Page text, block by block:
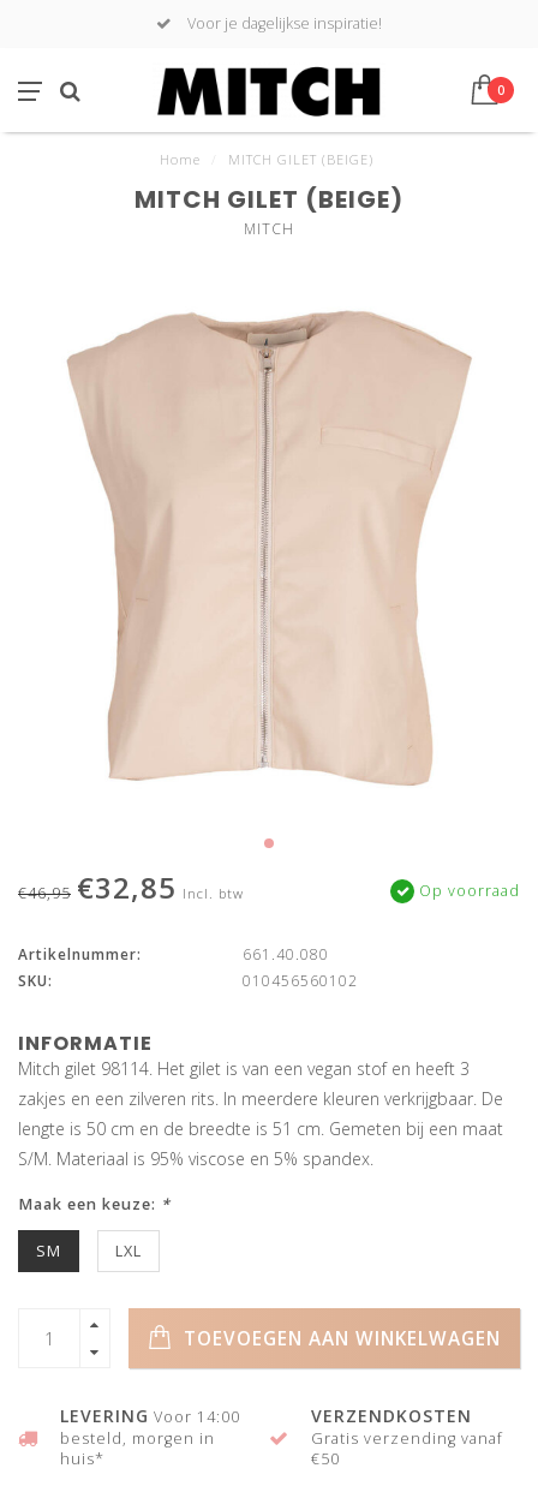
Voor je dagelijkse inspiratie!
0
Home MITCH GILET (BEIGE)
MITCH GILET (BEIGE)
MITCH
€46,95 €32,85 Incl. btw Op voorraad
Artikelnummer:
661.40.080
SKU:
010456560102
INFORMATIE
Mitch gilet 98114. Het gilet is van een vegan stof en heeft 3
zakjes en een zilveren rits. In meerdere kleuren verkrijgbaar. De
lengte is 50 cm en de breedte is 51 cm. Gemeten bij een maat
S/M. Materiaal is 95% viscose en 5% spandex.
Maak een keuze: *
SM LXL
TOEVOEGEN AAN WINKELWAGEN
LEVERING Voor 14:00
besteld, morgen in
huis*
VERZENDKOSTEN
Gratis verzending vanaf
€50